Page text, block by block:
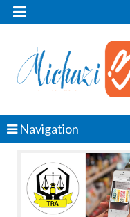

Navigation